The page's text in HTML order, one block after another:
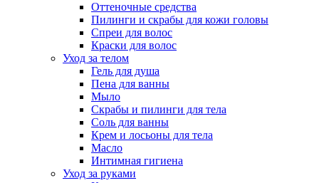
Оттеночные средства
Пилинги и скрабы для кожи головы
Спреи для волос
Краски для волос
Уход за телом
Гель для душа
Пена для ванны
Мыло
Скрабы и пилинги для тела
Соль для ванны
Крем и лосьоны для тела
Масло
Интимная гигиена
Уход за руками